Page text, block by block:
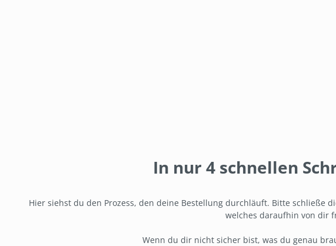
In nur 4 schnellen
Hier siehst du den Prozess, den deine Bestellung durchläuft. Bitte schließe
welches daraufhin von dir
Wenn du dir nicht sicher bist, was du genau